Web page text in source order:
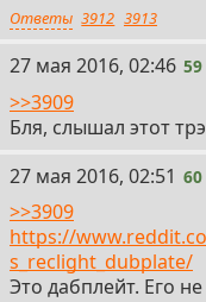
Ответы 3912 3913
59
27 мая 2016, 02:46 59
>>3909
Бля, слышал этот
60
27 мая 2016, 02:51 60
>>3909
https://
s_reclight_dubplate/
Это дабплейт. Его